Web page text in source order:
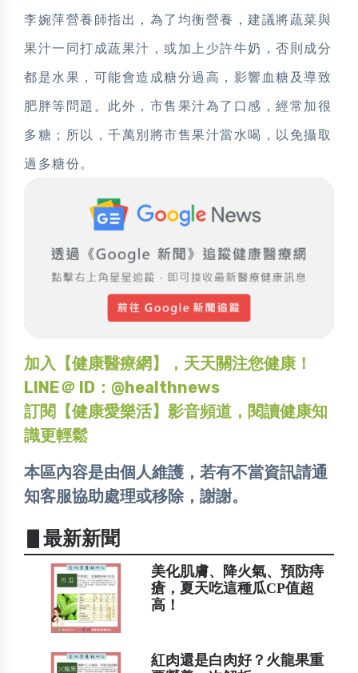
李婉萍營養師指出，為了均衡營養，建議將蔬菜與
果汁一同打成蔬果汁，或加上少許牛奶，否則成分
都是水果，可能會造成糖分過高，影響血糖及導致
肥胖等問題。此外，市售果汁為了口感，經常加很
多糖；所以，千萬別將市售果汁當水喝，以免攝取
過多糖份。
加入【健康醫療網】，天天關注您健康！
LINE＠ ID：@healthnews
訂閱【健康愛樂活】影音頻道，閱讀健康知
識更輕鬆
本區內容是由個人維護，若有不當資訊請通
知客服協助處理或移除，謝謝。
▋最新新聞
美化肌膚、降火氣、預防痔
瘡，夏天吃這種瓜CP值超
高！
紅肉還是白肉好？火龍果重